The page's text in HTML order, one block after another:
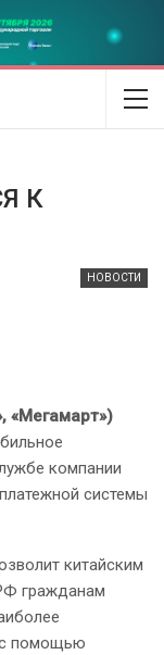
К
НОВОСТИ
«Мегамарт»)
компании
системы
китайским
гражданам
помощью